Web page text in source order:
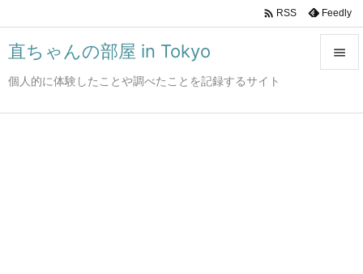
直ちゃんの部屋 in Tokyo
個人的に体験したことや調べたことを記録するサイト

 RSS Feedly